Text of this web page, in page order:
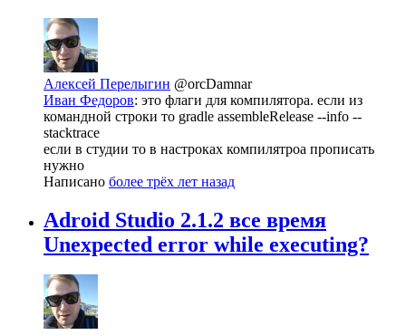
Алексей Перелыгин @orcDamnar
Иван Федоров: это флаги для компилятора. если из
командной строки то gradle assembleRelease --info --
stacktrace
если в студии то в настроках компилятроа прописать
нужно
Написано более трёх лет назад
Adroid Studio 2.1.2 все время
Unexpected error while executing?